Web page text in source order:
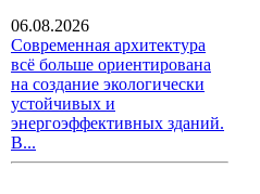
06.08.2026
Современная архитектура
всё больше ориентирована
на создание экологически
устойчивых и
энергоэффективных зданий.
В...